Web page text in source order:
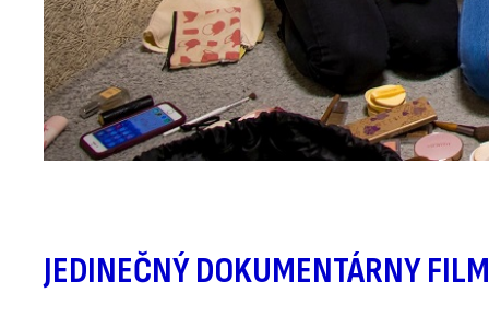
JEDINEČNÝ DOKUMENTÁRNY